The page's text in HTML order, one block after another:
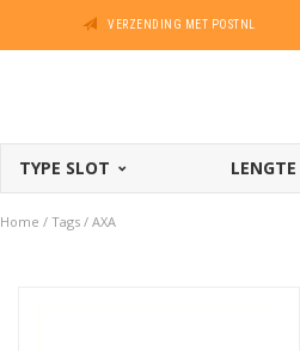
VERZENDING MET POSTNL
TYPE SLOT LENGTE
Home / Tags / AXA